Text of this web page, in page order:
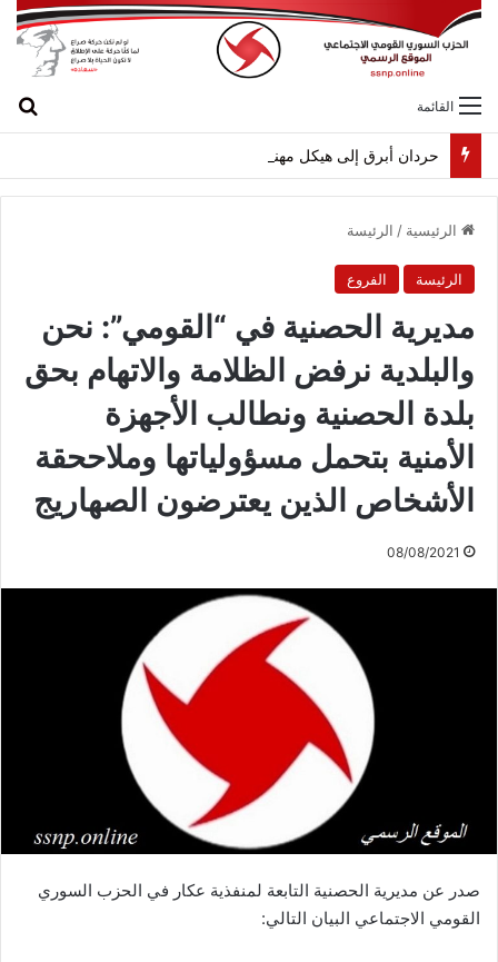
القائمة
حردان أبرق إلى هيكل مهنئاً بمناسبة عيد الجيش
الرئيسية / الرئيسة
الرئيسة الفروع
مديرية الحصنية في “القومي”: نحن
والبلدية نرفض الظلامة والاتهام بحق
بلدة الحصنية ونطالب الأجهزة
الأمنية بتحمل مسؤولياتها وملاححقة
الأشخاص الذين يعترضون الصهاريج
08/08/2021
صدر عن مديرية الحصنية التابعة لمنفذية عكار في الحزب السوري
القومي الاجتماعي البيان التالي: